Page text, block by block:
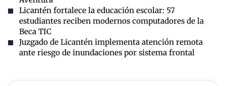
Licantén fortalece la educación escolar: 57
estudiantes reciben modernos computadores de la
Beca TIC
Juzgado de Licantén implementa atención remota
ante riesgo de inundaciones por sistema frontal